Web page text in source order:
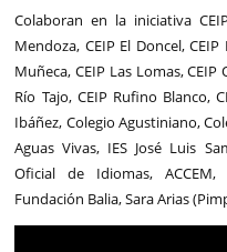
Colaboran en la iniciativa
Mendoza, CEIP El Doncel,
Muñeca, CEIP Las Lomas, CEIP
Río Tajo, CEIP Rufino Blanco,
Ibáñez, Colegio Agustiniano,
Aguas Vivas, IES José Luis
Oficial de Idiomas, ACCEM,
Fundación Balia, Sara Arias